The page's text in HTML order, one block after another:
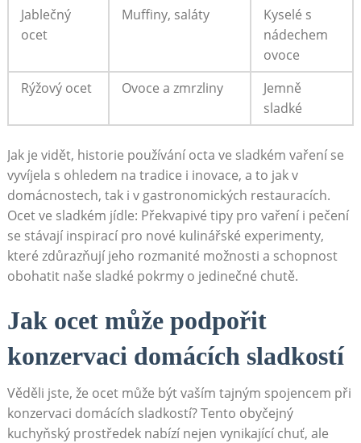
Jablečný
ocet
Muffiny, saláty
Kyselé s
nádechem⁣
ovoce
Rýžový ocet
Ovoce a zmrzliny
Jemně
sladké
Jak je vidět, historie používání octa ⁢ve sladkém vaření​ se
vyvíjela s ohledem na tradice i inovace, a to ‌jak v
‌domácnostech, tak i v ⁣gastronomických restauracích.
Ocet ve sladkém⁢ jídle: Překvapivé ​tipy pro vaření ‌i pečení
se stávají⁤ inspirací pro nové kulinářské experimenty,⁤
které zdůrazňují jeho ‌rozmanité možnosti a schopnost
obohatit naše sladké pokrmy o‌ jedinečné chutě.
Jak‍ ocet může podpořit
konzervaci⁢ domácích sladkostí
Věděli ⁤jste, že ocet může být‌ vaším tajným spojencem při
konzervaci domácích⁤ sladkostí? Tento⁤ obyčejný
kuchyňský prostředek ⁤nabízí nejen vynikající chuť, ale